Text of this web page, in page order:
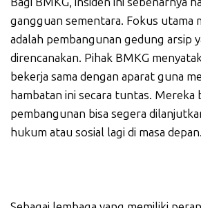
gangguan sementara. Fokus utama
adalah pembangunan gedung arsip
direncanakan. Pihak BMKG
bekerja sama dengan aparat guna
hambatan ini secara tuntas. Mereka
pembangunan bisa segera
hukum atau sosial lagi di masa depan.